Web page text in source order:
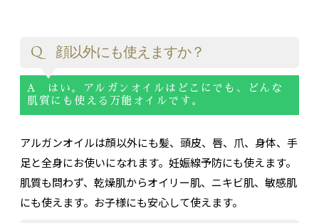
Q 顔以外にも使えますか？
A はい。アルガンオイルはどこにでも、どんな
肌質にも使える万能オイルです。
アルガンオイルは顔以外にも髪、頭皮、唇、爪、身体、手
足と全身にお使いになれます。妊娠線予防にも使えます。
肌質も問わず、乾燥肌からオイリー肌、ニキビ肌、敏感肌
にも使えます。お子様にも安心して使えます。